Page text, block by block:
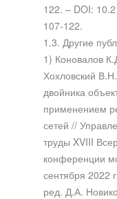
122. – DOI:
107-122.
1.3. Другие
1) Коновалов
Хохловский
двойника
применением
сетей //
труды XVIII
конференции
сентября 2022
ред. Д.А.